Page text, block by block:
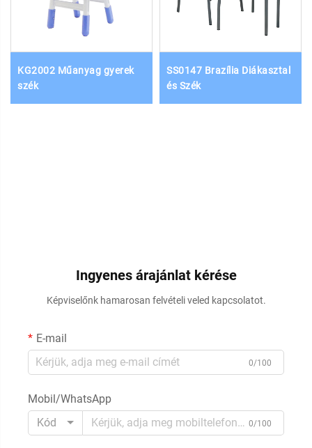
KG2002 Műanyag gyerek
szék
SS0147 Brazília Diákasztal
és Szék
Ingyenes árajánlat kérése
Képviselőnk hamarosan felvételi veled kapcsolatot.
E-mail
0/100
Mobil/WhatsApp
Kód
0/100